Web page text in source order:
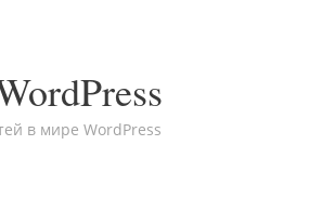
в мире WordPress